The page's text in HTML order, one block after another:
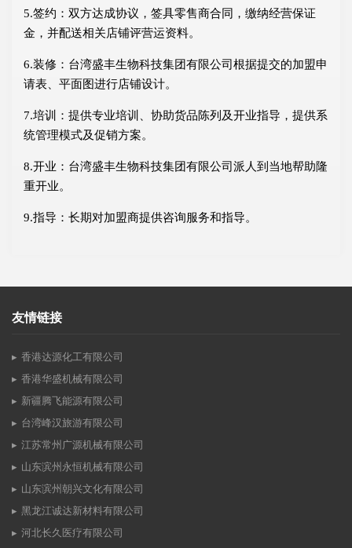
5.签约：双方达成协议，签具零售商合同，缴纳经营保证
金，并配送相关店铺评营运资料。
6.装修：台湾盛丰生物科技集团有限公司根据提交的加盟申
请表、平面图进行店铺设计。
7.培训：提供专业培训、协助货品陈列及开业指导，提供系
统管理模式及促销方案。
8.开业：台湾盛丰生物科技集团有限公司派人到当地帮助隆
重开业。
9.指导：长期对加盟商提供咨询服务和指导。
友情链接
香港达源化工有限公司
香港华盛机械有限公司
新疆腾飞能源有限公司
台湾峰汉旅游有限公司
江苏常州广源机械有限公司
山东滨州永恒机械有限公司
山东滨州朝兴文化有限公司
黑龙江诚达新材料有限公司
河北长久医疗有限公司